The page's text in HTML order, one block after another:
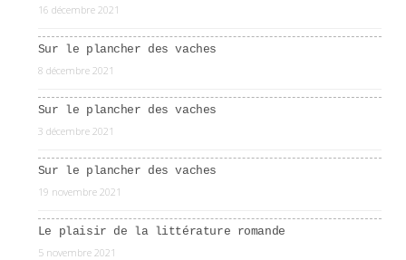
16 décembre 2021
Sur le plancher des vaches
8 décembre 2021
Sur le plancher des vaches
3 décembre 2021
Sur le plancher des vaches
19 novembre 2021
Le plaisir de la littérature romande
5 novembre 2021